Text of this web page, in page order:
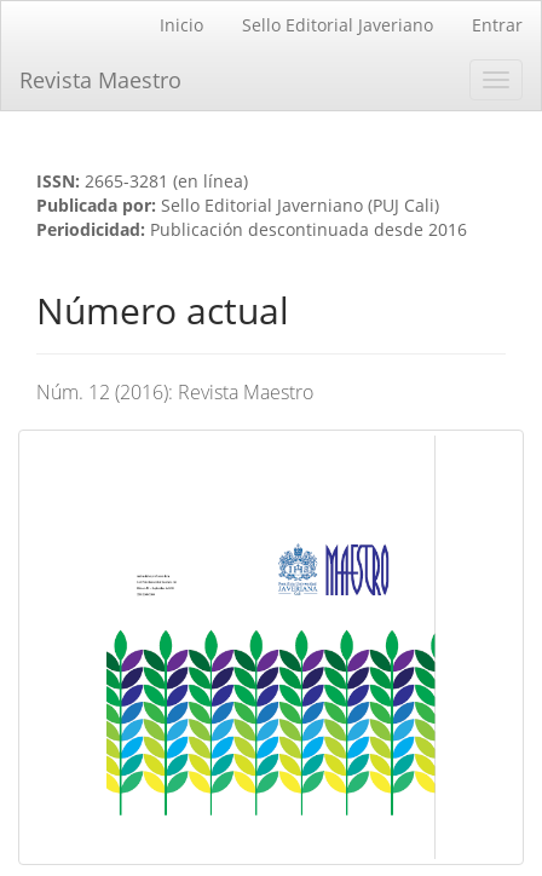
principal
Barra
Inicio Sello Editorial Javeriano Entrar
Revista Maestro
ISSN: 2665-3281 (en línea)
Publicada por: Sello Editorial Javerniano (PUJ Cali)
Periodicidad: Publicación descontinuada desde 2016
Número actual
Núm. 12 (2016): Revista Maestro